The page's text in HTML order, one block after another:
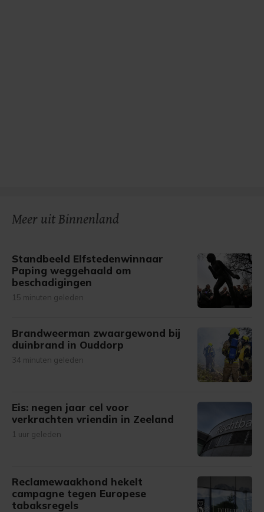
Meer uit Binnenland
Standbeeld Elfstedenwinnaar
Paping weggehaald om
beschadigingen
15 minuten geleden
Brandweerman zwaargewond bij
duinbrand in Ouddorp
34 minuten geleden
Eis: negen jaar cel voor
verkrachten vriendin in Zeeland
1 uur geleden
Reclamewaakhond hekelt
campagne tegen Europese
tabaksregels